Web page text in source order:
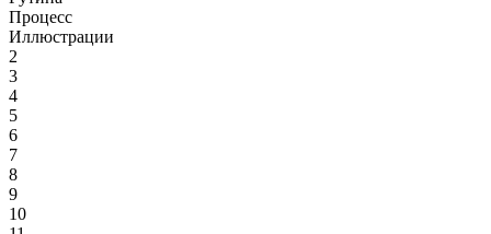
Процесс
Иллюстрации
2
3
4
5
6
7
8
9
10